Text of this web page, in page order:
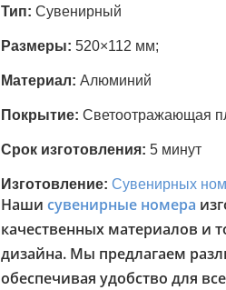
Тип: Сувенирный
Размеры: 520×112 мм;
Материал: Алюминий
Покрытие: Светоотражающая
Срок изготовления: 5 минут
Изготовление: Сувенирных
Наши сувенирные номера
качественных материалов и
дизайна. Мы предлагаем
обеспечивая удобство для